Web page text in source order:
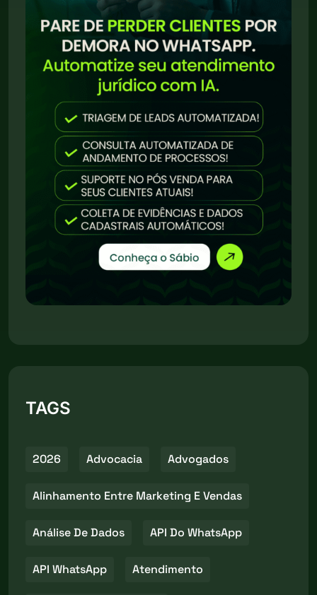
TAGS
2026 Advocacia Advogados
Alinhamento Entre Marketing E Vendas
Análise De Dados API Do WhatsApp
API WhatsApp Atendimento